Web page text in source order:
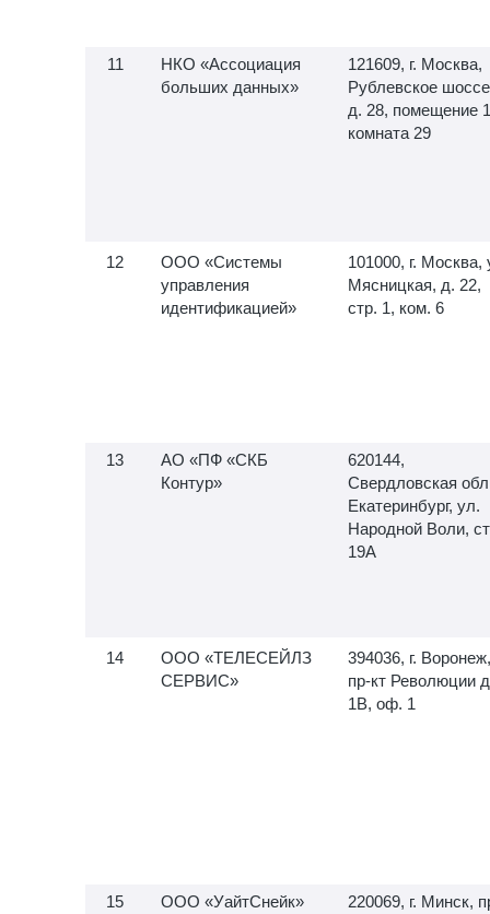
НКО «Ассоциация
больших данных»
121609, г. Москва,
Рублевское
д. 28, помещение
комната 29
ООО «Системы
управления
идентификацией»
101000, г. Москва,
Мясницкая, д. 22,
стр. 1, ком. 6
АО «ПФ «СКБ
Контур»
620144,
Свердловская
Екатеринбург, ул.
Народной Воли,
19А
ООО «ТЕЛЕСЕЙЛЗ
СЕРВИС»
394036, г. Воронеж,
пр-кт Революции
1В, оф. 1
ООО «УайтСнейк»
220069, г. Минск,